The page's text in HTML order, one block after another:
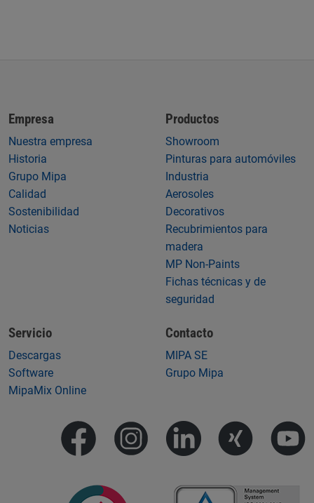
Empresa
Nuestra empresa
Historia
Grupo Mipa
Calidad
Sostenibilidad
Noticias
Productos
Showroom
Pinturas para automóviles
Industria
Aerosoles
Decorativos
Recubrimientos para
madera
MP Non-Paints
Fichas técnicas y de
seguridad
Servicio
Descargas
Software
MipaMix Online
Contacto
MIPA SE
Grupo Mipa